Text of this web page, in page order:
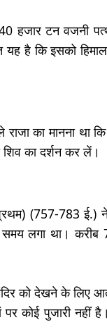
हजार टन वजनी
यह है कि इसको
राजा का मानना
का दर्शन कर लें।
(757-783 ई.) ने
लगा था। करीब
मंदिर को देखने के
पर कोई पुजारी